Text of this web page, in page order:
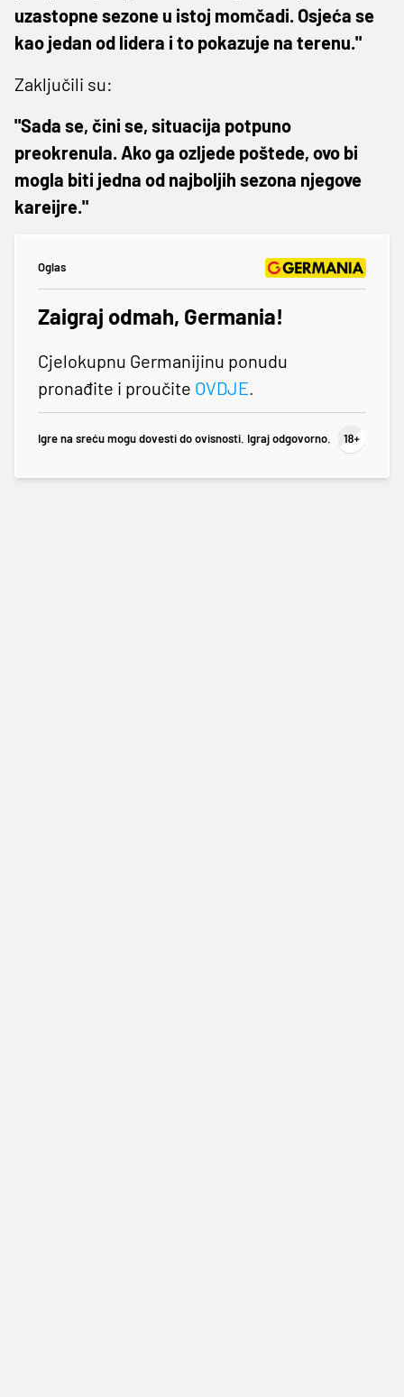
uzastopne sezone u istoj momčadi. Osjeća se
kao jedan od lidera i to pokazuje na terenu."
Zaključili su:
"Sada se, čini se, situacija potpuno
preokrenula. Ako ga ozljede poštede, ovo bi
mogla biti jedna od najboljih sezona njegove
kareijre."
Oglas
Zaigraj odmah, Germania!
Cjelokupnu Germanijinu ponudu
pronađite i proučite OVDJE.
Igre na sreću mogu dovesti do ovisnosti. Igraj odgovorno.